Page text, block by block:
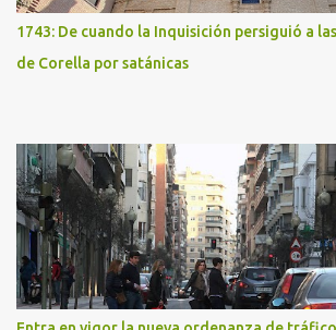
1743: De cuando la Inquisición persiguió a
de Corella por satánicas